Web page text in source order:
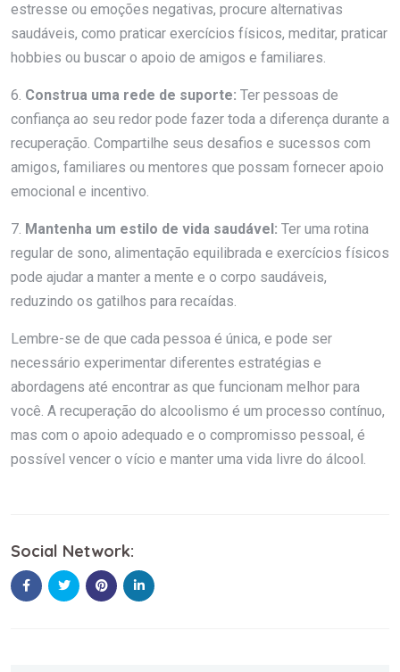
estresse ou emoções negativas, procure alternativas
saudáveis, como praticar exercícios físicos, meditar, praticar
hobbies ou buscar o apoio de amigos e familiares.
6. Construa uma rede de suporte: Ter pessoas de
confiança ao seu redor pode fazer toda a diferença durante a
recuperação. Compartilhe seus desafios e sucessos com
amigos, familiares ou mentores que possam fornecer apoio
emocional e incentivo.
7. Mantenha um estilo de vida saudável: Ter uma rotina
regular de sono, alimentação equilibrada e exercícios físicos
pode ajudar a manter a mente e o corpo saudáveis,
reduzindo os gatilhos para recaídas.
Lembre-se de que cada pessoa é única, e pode ser
necessário experimentar diferentes estratégias e
abordagens até encontrar as que funcionam melhor para
você. A recuperação do alcoolismo é um processo contínuo,
mas com o apoio adequado e o compromisso pessoal, é
possível vencer o vício e manter uma vida livre do álcool.
Social Network: